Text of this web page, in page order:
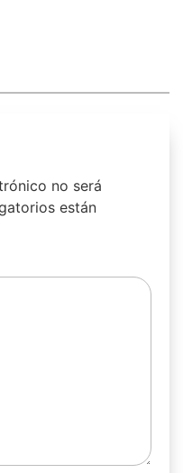
no será
están